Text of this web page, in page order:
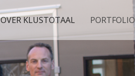
OVER KLUSTOTAAL PORTFOLIO